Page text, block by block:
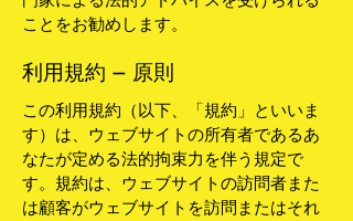
ことをお勧めします。
利用規約 – 原則
この利用規約（以下、「規約」といいま
す）は、ウェブサイトの所有者であるあ
なたが定める法的拘束力を伴う規定で
す。規約は、ウェブサイトの訪問者また
は顧客がウェブサイトを訪問またはそれ